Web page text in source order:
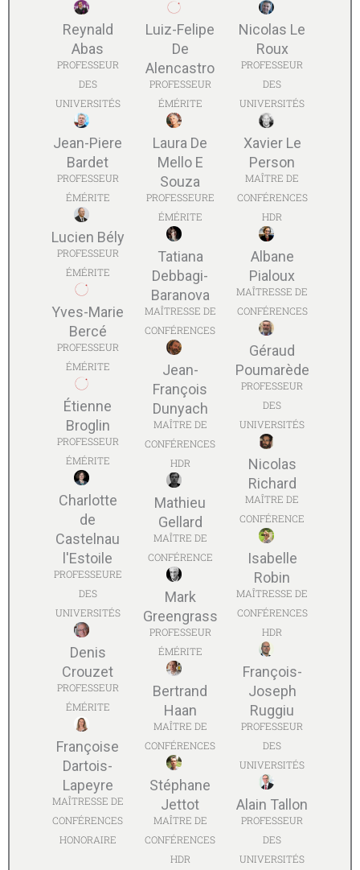
Reynald
Abas
PROFESSEUR
DES
UNIVERSITÉS
Jean-Piere
Bardet
PROFESSEUR
ÉMÉRITE
Lucien Bély
PROFESSEUR
ÉMÉRITE
Yves-Marie
Bercé
PROFESSEUR
ÉMÉRITE
Étienne
Broglin
PROFESSEUR
ÉMÉRITE
Charlotte
de
Castelnau
l'Estoile
PROFESSEURE
DES
UNIVERSITÉS
Denis
Crouzet
PROFESSEUR
ÉMÉRITE
Françoise
Dartois-
Lapeyre
MAÎTRESSE DE
CONFÉRENCES
HONORAIRE
Luiz-Felipe
De
Alencastro
PROFESSEUR
ÉMÉRITE
Laura De
Mello E
Souza
PROFESSEURE
ÉMÉRITE
Tatiana
Debbagi-
Baranova
MAÎTRESSE DE
CONFÉRENCES
Jean-
François
Dunyach
MAÎTRE DE
CONFÉRENCES
HDR
Mathieu
Gellard
MAÎTRE DE
CONFÉRENCE
Mark
Greengrass
PROFESSEUR
ÉMÉRITE
Bertrand
Haan
MAÎTRE DE
CONFÉRENCES
Stéphane
Jettot
MAÎTRE DE
CONFÉRENCES
HDR
Nicolas Le
Roux
PROFESSEUR
DES
UNIVERSITÉS
Xavier Le
Person
MAÎTRE DE
CONFÉRENCES
HDR
Albane
Pialoux
MAÎTRESSE DE
CONFÉRENCES
Géraud
Poumarède
PROFESSEUR
DES
UNIVERSITÉS
Nicolas
Richard
MAÎTRE DE
CONFÉRENCE
Isabelle
Robin
MAÎTRESSE DE
CONFÉRENCES
HDR
François-
Joseph
Ruggiu
PROFESSEUR
DES
UNIVERSITÉS
Alain Tallon
PROFESSEUR
DES
UNIVERSITÉS